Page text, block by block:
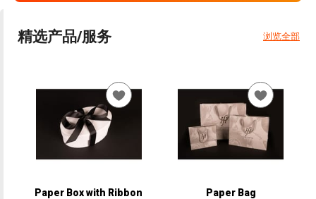
精选产品/服务 浏览全部
Paper Box with Ribbon Paper Bag